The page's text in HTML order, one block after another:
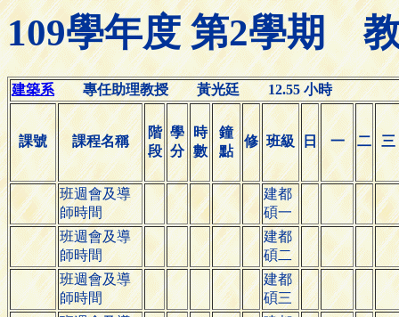
109學年度 第2學期
建築系專任助理教授 黃光廷 12.55 小時
課號 課程名稱
階
段
學
分
時
數
鐘
點
修 班級 日 一 二 三
班週會及導
師時間
建都
碩一
班週會及導
師時間
建都
碩二
班週會及導
師時間
建都
碩三